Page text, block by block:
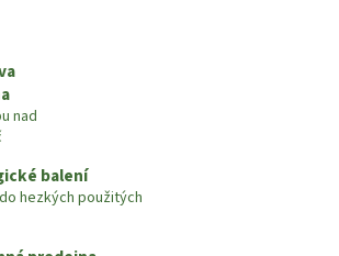
nad
balení
hezkých použitých